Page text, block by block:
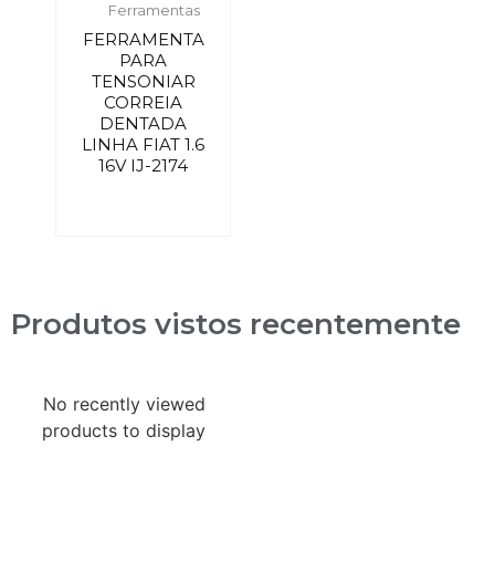
Ferramentas
FERRAMENTA
PARA
TENSONIAR
CORREIA
DENTADA
LINHA FIAT 1.6
16V IJ-2174
Produtos vistos recentemente
No recently viewed
products to display